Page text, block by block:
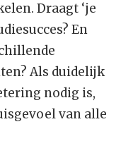
Draagt ‘je
En
Als duidelijk
nodig is,
van alle